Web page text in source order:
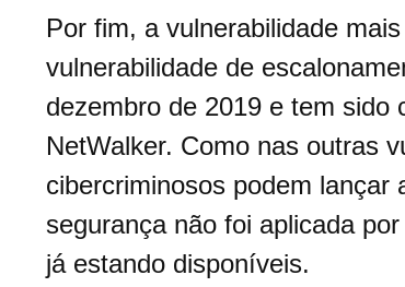
Por fim, a vulnerabilidade
vulnerabilidade de
dezembro de 2019 e tem sido
NetWalker. Como nas outras
cibercriminosos podem lançar
segurança não foi aplicada
já estando disponíveis.